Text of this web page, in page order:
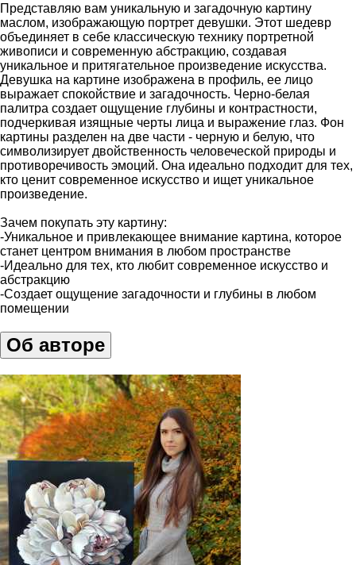
Представляю вам уникальную и загадочную картину
маслом, изображающую портрет девушки. Этот шедевр
объединяет в себе классическую технику портретной
живописи и современную абстракцию, создавая
уникальное и притягательное произведение искусства.
Девушка на картине изображена в профиль, ее лицо
выражает спокойствие и загадочность. Черно-белая
палитра создает ощущение глубины и контрастности,
подчеркивая изящные черты лица и выражение глаз. Фон
картины разделен на две части - черную и белую, что
символизирует двойственность человеческой природы и
противоречивость эмоций. Она идеально подходит для тех,
кто ценит современное искусство и ищет уникальное
произведение.
Зачем покупать эту картину:
-Уникальное и привлекающее внимание картина, которое
станет центром внимания в любом пространстве
-Идеально для тех, кто любит современное искусство и
абстракцию
-Создает ощущение загадочности и глубины в любом
помещении
Об авторе